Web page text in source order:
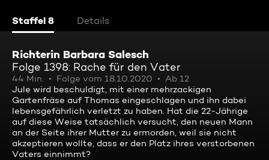
Staffel 8 Details
Richterin Barbara Salesch
Folge 1398: Rache für den Vater
44 Min. Folge vom 18.10.2020
Ab 12
Jule wird beschuldigt, mit einer mehrzackigen
Gartenfräse auf Thomas eingeschlagen und ihn dabei
lebensgefährlich verletzt zu haben. Hat die 22-Jährige
auf diese Weise tatsächlich versucht, den neuen Mann
an der Seite ihrer Mutter zu ermorden, weil sie nicht
akzeptieren wollte, dass er den Platz ihres verstorbenen
Vaters einnimmt?